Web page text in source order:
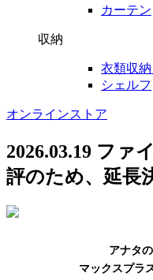
カーテン
収納
衣類収
シェルフ
オンラインストア
2026.03.19 ファ
評のため、延長
アナタ
マックスプラ